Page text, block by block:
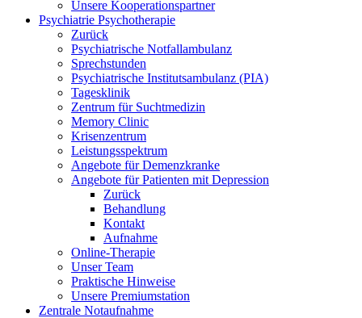
Unsere Kooperationspartner
Psychiatrie Psychotherapie
Zurück
Psychiatrische Notfallambulanz
Sprechstunden
Psychiatrische Institutsambulanz (PIA)
Tagesklinik
Zentrum für Suchtmedizin
Memory Clinic
Krisenzentrum
Leistungsspektrum
Angebote für Demenzkranke
Angebote für Patienten mit Depression
Zurück
Behandlung
Kontakt
Aufnahme
Online-Therapie
Unser Team
Praktische Hinweise
Unsere Premiumstation
Zentrale Notaufnahme